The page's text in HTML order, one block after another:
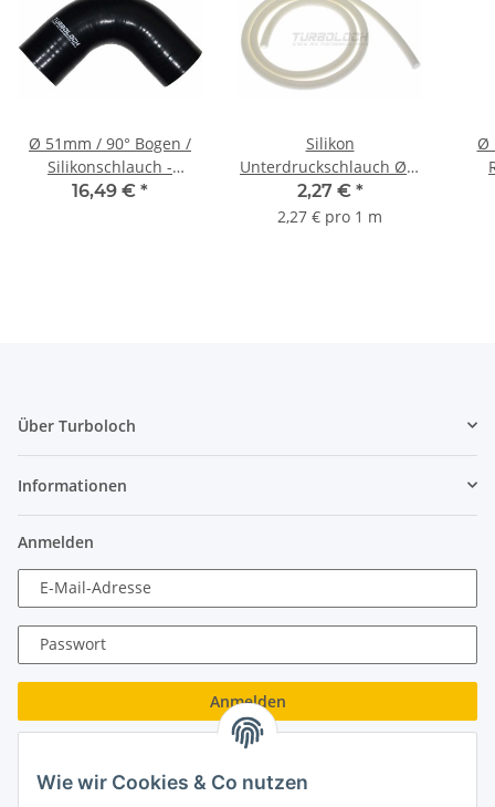
Ø 51mm / 90° Bogen /
Silikonschlauch -
schwarz
16,49 € *
Silikon
Unterdruckschlauch Ø 6
mm - weiß
2,27 € *
2,27 € pro 1 m
Ø
Über Turboloch
Informationen
Anmelden
E-Mail-Adresse
Passwort
Anmelden
Neu hier?Jetzt registrieren!
Wie wir Cookies & Co nutzen